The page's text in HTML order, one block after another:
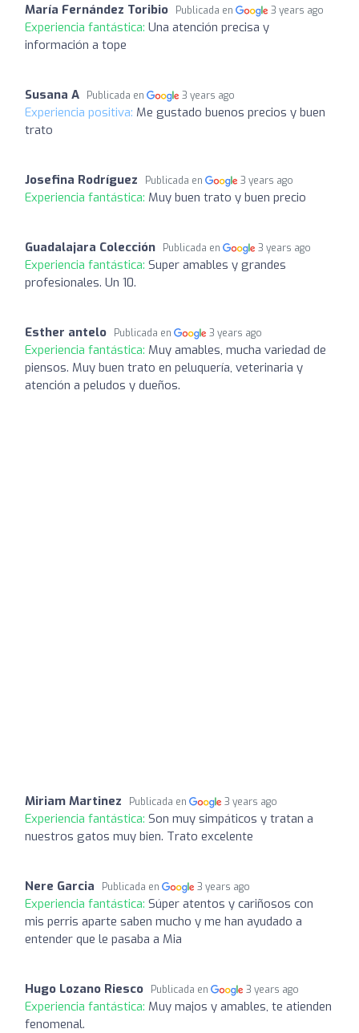
María Fernández Toribio Publicada en 3 years ago
Experiencia fantástica: Una atención precisa y
información a tope
Susana A Publicada en 3 years ago
Experiencia positiva: Me gustado buenos precios y buen
trato
Josefina Rodríguez Publicada en 3 years ago
Experiencia fantástica: Muy buen trato y buen precio
Guadalajara Colección Publicada en 3 years ago
Experiencia fantástica: Super amables y grandes
profesionales. Un 10.
Esther antelo Publicada en 3 years ago
Experiencia fantástica: Muy amables, mucha variedad de
piensos. Muy buen trato en peluquería, veterinaria y
atención a peludos y dueños.
Miriam Martinez Publicada en 3 years ago
Experiencia fantástica: Son muy simpáticos y tratan a
nuestros gatos muy bien. Trato excelente
Nere Garcia Publicada en 3 years ago
Experiencia fantástica: Súper atentos y cariñosos con
mis perris aparte saben mucho y me han ayudado a
entender que le pasaba a Mia
Hugo Lozano Riesco Publicada en 3 years ago
Experiencia fantástica: Muy majos y amables, te atienden
fenomenal.